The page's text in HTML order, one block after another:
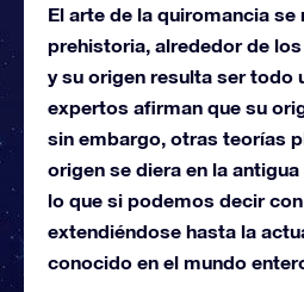
El arte de la quiromancia se
prehistoria, alrededor de los
y su origen resulta ser todo
expertos afirman que su
sin embargo, otras teorías
origen se diera en la
lo que si podemos decir
extendiéndose hasta la
conocido en el mundo